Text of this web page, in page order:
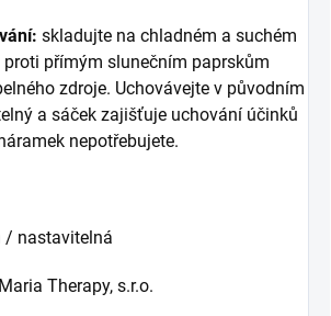
skladujte na chladném a suchém
proti přímým slunečním paprskům
zdroje. Uchovávejte v původním
a sáček zajišťuje uchování účinků
nepotřebujete.
/ nastavitelná
Therapy, s.r.o.